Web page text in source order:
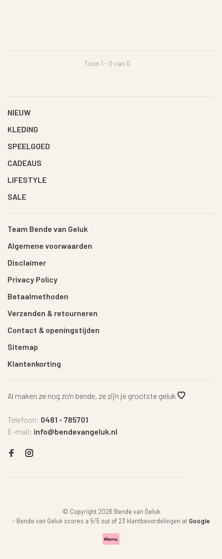
Toon 1 - 0 van 0
NIEUW
KLEDING
SPEELGOED
CADEAUS
LIFESTYLE
SALE
Team Bende van Geluk
Algemene voorwaarden
Disclaimer
Privacy Policy
Betaalmethoden
Verzenden & retourneren
Contact & openingstijden
Sitemap
Klantenkorting
Al maken ze nog zo'n bende, ze zijn je grootste geluk
Telefoon: 0481 - 785701
E-mail: info@bendevangeluk.nl
© Copyright 2026 Bende van Geluk
- Bende van Geluk scores a 5/5 out of 23 klantbeoordelingen at Google